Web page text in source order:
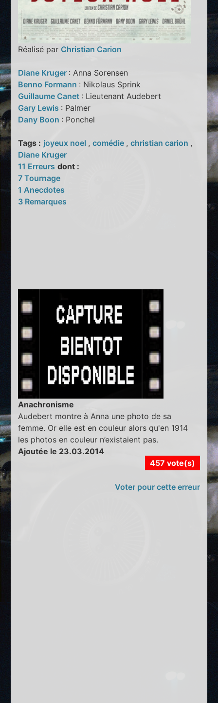
Réalisé par Christian Carion
Diane Kruger : Anna Sorensen
Benno Formann : Nikolaus Sprink
Guillaume Canet : Lieutenant Audebert
Gary Lewis : Palmer
Dany Boon : Ponchel
Tags : joyeux noel ,comédie ,christian carion ,
Diane Kruger
11 Erreurs dont :
7 Tournage
1 Anecdotes
3 Remarques
Anachronisme
Audebert montre à Anna une photo de sa
femme. Or elle est en couleur alors qu'en 1914
les photos en couleur n’existaient pas.
Ajoutée le 23.03.2014
457 vote(s)
Voter pour cette erreur